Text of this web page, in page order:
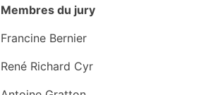
Membres du jury
Francine Bernier
René Richard Cyr